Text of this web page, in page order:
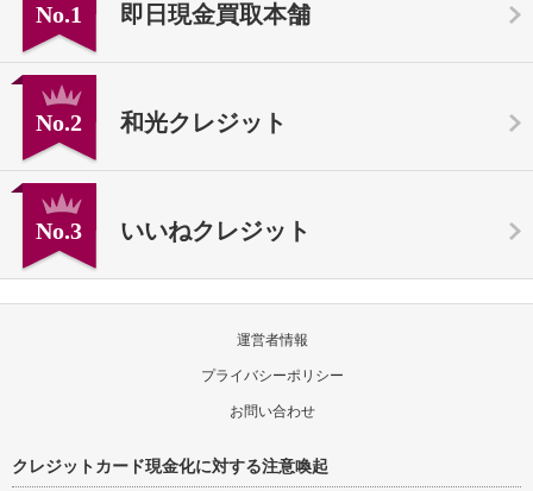
No.1 即日現金買取本舗
No.2 和光クレジット
No.3 いいねクレジット
運営者情報
プライバシーポリシー
お問い合わせ
クレジットカード現金化に対する注意喚起